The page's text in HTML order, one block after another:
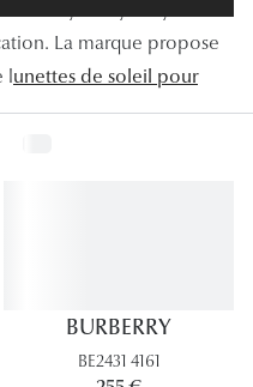
Lunettes
Lunettes
La marque propose
lunettes de soleil pour
BURBERRY
BE2431 4161